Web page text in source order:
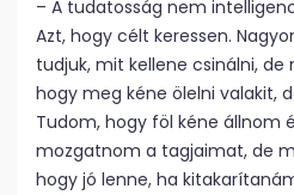
– A tudatosság nem
Azt, hogy célt keressen.
tudjuk, mit kellene csinálni,
hogy meg kéne ölelni valakit,
Tudom, hogy föl kéne állnom
mozgatnom a tagjaimat, de
hogy jó lenne, ha